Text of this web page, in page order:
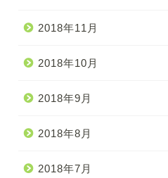
2018年11月
2018年10月
2018年9月
2018年8月
2018年7月